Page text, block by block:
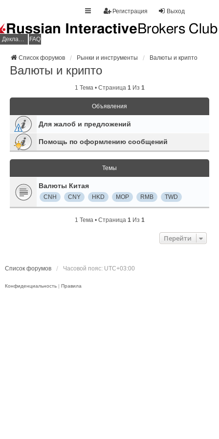
Выход
Регистрация
Декларация НДФЛ FAQ
Список форумов Рынки и инструменты Валюты и крипто
Валюты и крипто
1 Тема • Страница 1Из 1
Объявления
Для жалоб и предложений
Помощь по оформлению сообщений
Темы
Валюты Китая
CNH CNY HKD MOP RMB TWD
1 Тема • Страница 1Из 1
Перейти
Список форумов Часовой пояс: UTC+03:00
Конфиденциальность | Правила